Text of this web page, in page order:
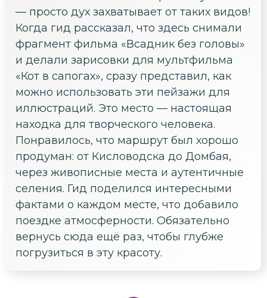
— просто дух захватывает от таких видов!
Когда гид рассказал, что здесь снимали
фрагмент фильма «Всадник без головы»
и делали зарисовки для мультфильма
«Кот в сапогах», сразу представил, как
можно использовать эти пейзажи для
иллюстраций. Это место — настоящая
находка для творческого человека.
Понравилось, что маршрут был хорошо
продуман: от Кисловодска до Домбая,
через живописные места и аутентичные
селения. Гид поделился интересными
фактами о каждом месте, что добавило
поездке атмосферности. Обязательно
вернусь сюда ещё раз, чтобы глубже
погрузиться в эту красоту.